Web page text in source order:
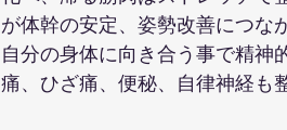
が体幹の安定、姿勢改善につな
自分の身体に向き合う事で精神
痛、ひざ痛、便秘、自律神経も